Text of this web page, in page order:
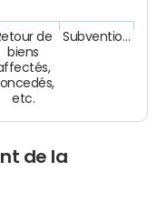
de
biens
etc.
Subventio…
de la